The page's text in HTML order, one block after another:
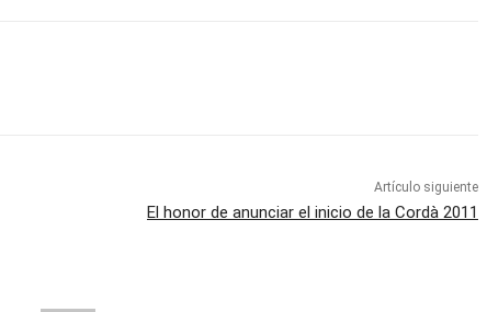
Artículo siguiente
El honor de anunciar el inicio de la Cordà 2011